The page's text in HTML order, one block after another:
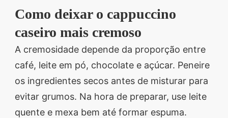
Como deixar o cappuccino
caseiro mais cremoso
A cremosidade depende da proporção entre
café, leite em pó, chocolate e açúcar. Peneire
os ingredientes secos antes de misturar para
evitar grumos. Na hora de preparar, use leite
quente e mexa bem até formar espuma.